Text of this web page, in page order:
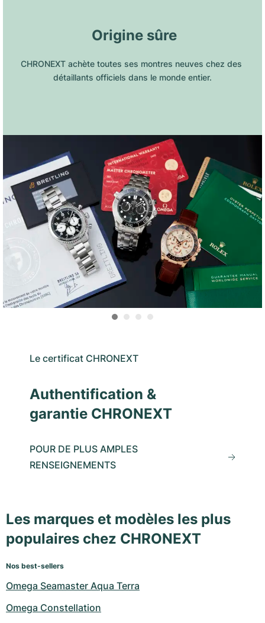
Origine sûre
CHRONEXT achète toutes ses montres neuves chez des
détaillants officiels dans le monde entier.
Le certificat CHRONEXT
Authentification &
garantie CHRONEXT
POUR DE PLUS AMPLES
RENSEIGNEMENTS
Les marques et modèles les plus
populaires chez CHRONEXT
Nos best-sellers
Omega Seamaster Aqua Terra
Omega Constellation